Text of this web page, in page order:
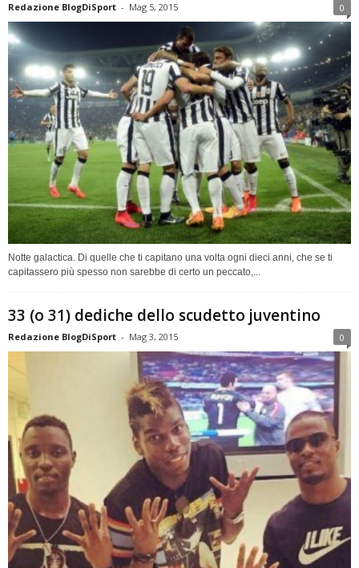
Redazione BlogDiSport - Mag 5, 2015 0
Notte galactica. Di quelle che ti capitano una volta ogni dieci anni, che se ti
capitassero più spesso non sarebbe di certo un peccato,...
33 (o 31) dediche dello scudetto juventino
Redazione BlogDiSport - Mag 3, 2015 0